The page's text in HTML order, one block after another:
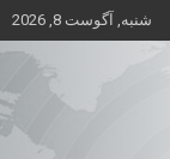
محتوا
شنبه, آگوست 8, 2026